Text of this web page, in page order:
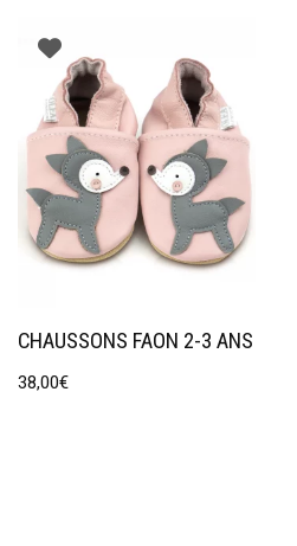
CHAUSSONS FAON 2-3 ANS
38,00€